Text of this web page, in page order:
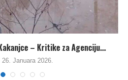
– Kritike za Agenciju...
Januara 2026.